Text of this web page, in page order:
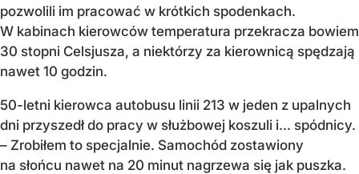
pozwolili im pracować w krótkich spodenkach.
W kabinach kierowców temperatura przekracza bowiem
30 stopni Celsjusza, a niektórzy za kierownicą spędzają
nawet 10 godzin.
50-letni kierowca autobusu linii 213 w jeden z upalnych
dni przyszedł do pracy w służbowej koszuli i... spódnicy.
– Zrobiłem to specjalnie. Samochód zostawiony
na słońcu nawet na 20 minut nagrzewa się jak puszka.